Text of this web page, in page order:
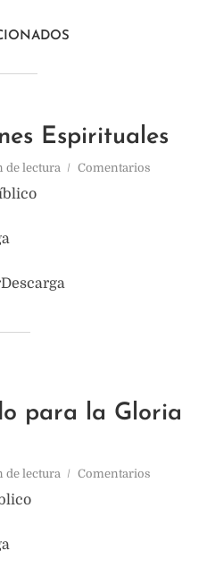
Espirituales
de lectura Comentarios
para la Gloria
de lectura Comentarios